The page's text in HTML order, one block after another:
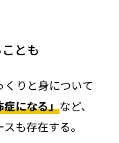
とも
りと身について
症になる」など、
も存在する。